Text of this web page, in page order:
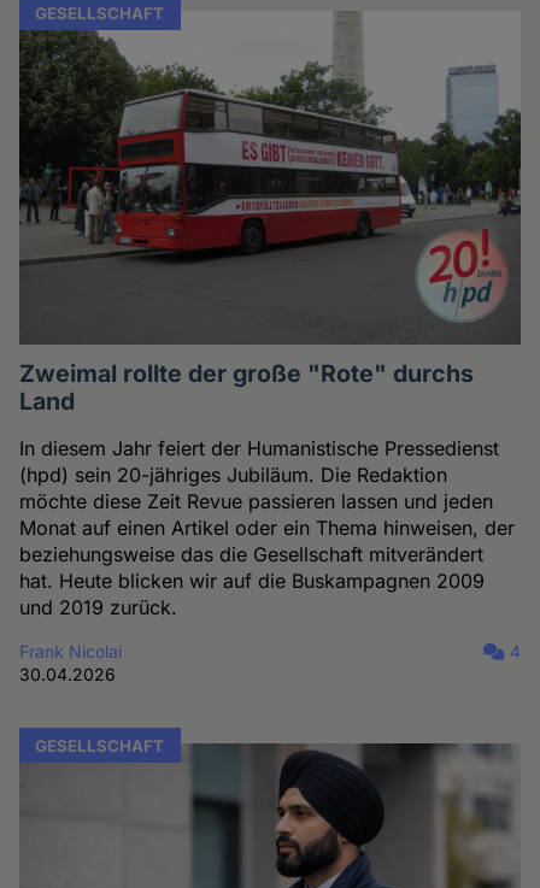
GESELLSCHAFT
Zweimal rollte der große "Rote" durchs
Land
In diesem Jahr feiert der Humanistische Pressedienst
(hpd) sein 20-jähriges Jubiläum. Die Redaktion
möchte diese Zeit Revue passieren lassen und jeden
Monat auf einen Artikel oder ein Thema hinweisen, der
beziehungsweise das die Gesellschaft mitverändert
hat. Heute blicken wir auf die Buskampagnen 2009
und 2019 zurück.
Frank Nicolai
30.04.2026
4
GESELLSCHAFT